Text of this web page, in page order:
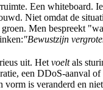
Een whiteboard.
Niet omdat de
groen. Men bespreekt
"Bewustzijn
uit. Het voeltals
een DDoS-aanval of
vorm is veranderd en